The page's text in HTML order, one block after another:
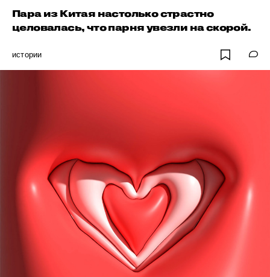
Пара из Китая настолько страстно
целовалась, что парня увезли на скорой.
истории